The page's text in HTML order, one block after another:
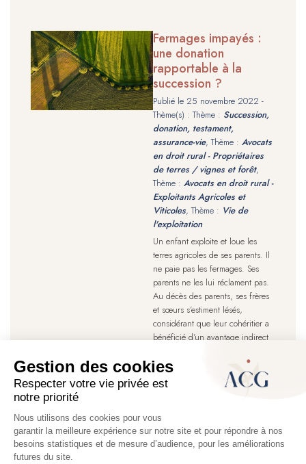
Fermages impayés :
une donation
rapportable à la
succession ?
Publié le 25 novembre 2022 -
Thème(s) : Thème : Succession,
donation, testament,
assurance-vie, Thème : Avocats
en droit rural - Propriétaires
de terres / vignes et forêt,
Thème : Avocats en droit rural -
Exploitants Agricoles et
Viticoles, Thème : Vie de
l'exploitation
Un enfant exploite et loue les
terres agricoles de ses parents. Il
ne paie pas les fermages. Ses
parents ne les lui réclament pas.
Au décès des parents, ses frères
et sœurs s’estiment lésés,
considérant que leur cohéritier a
bénéficié d’un avantage indirect
considérer que les fermages
impayés constituent une donation